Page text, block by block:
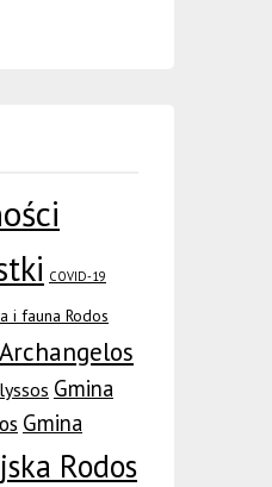
COVID-19
i fauna Rodos
Gmina
Gmina
Rodos